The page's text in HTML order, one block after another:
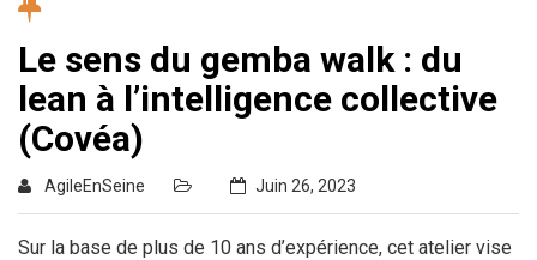
Le sens du gemba walk : du
lean à l’intelligence collective
(Covéa)
AgileEnSeine Juin 26, 2023
Sur la base de plus de 10 ans d’expérience, cet atelier vise